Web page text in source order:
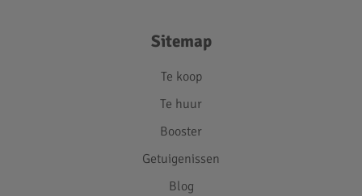
Sitemap
Te koop
Te huur
Booster
Getuigenissen
Blog